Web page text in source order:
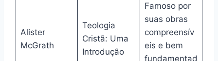
Alister
McGrath
Teologia
Cristã: Uma
Introdução
Famoso por
suas obras
compreensív
eis e bem
fundamentad